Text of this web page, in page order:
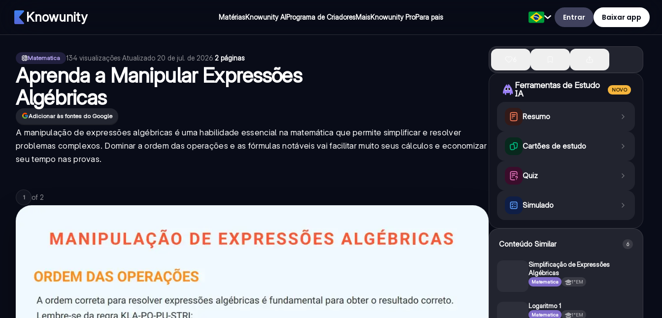
Knowunity MatériasKnowunity AIPrograma de CriadoresMaisKnowunity ProPara pais Entrar Baixar app
Matematica 134 visualizações·Atualizado 20 de jul. de 2026·2 páginas
Aprenda a Manipular Expressões
Algébricas
Adicionar às fontes do Google
A manipulação de expressões algébricas é uma habilidade essencial na matemática que permite simplificar e resolver
problemas complexos. Dominar a ordem das operações e as fórmulas notáveis vai facilitar muito seus cálculos e economizar
seu tempo nas provas.
1 of 2
Ferramentas de Estudo
IA
NOVO
Resumo
Cartões de estudo
Quiz
Simulado
Conteúdo Similar 6
Simplificação de Expressões
Algébricas
Matematica 1°EM
Logaritmo 1
Matematica 1°EM